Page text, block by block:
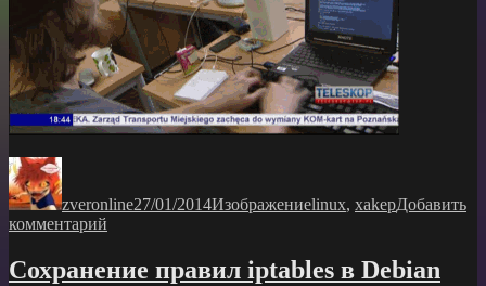
zveronline27/01/2014Изображениеlinux, xakepДобавить
комментарий
Сохранение правил iptables в Debian